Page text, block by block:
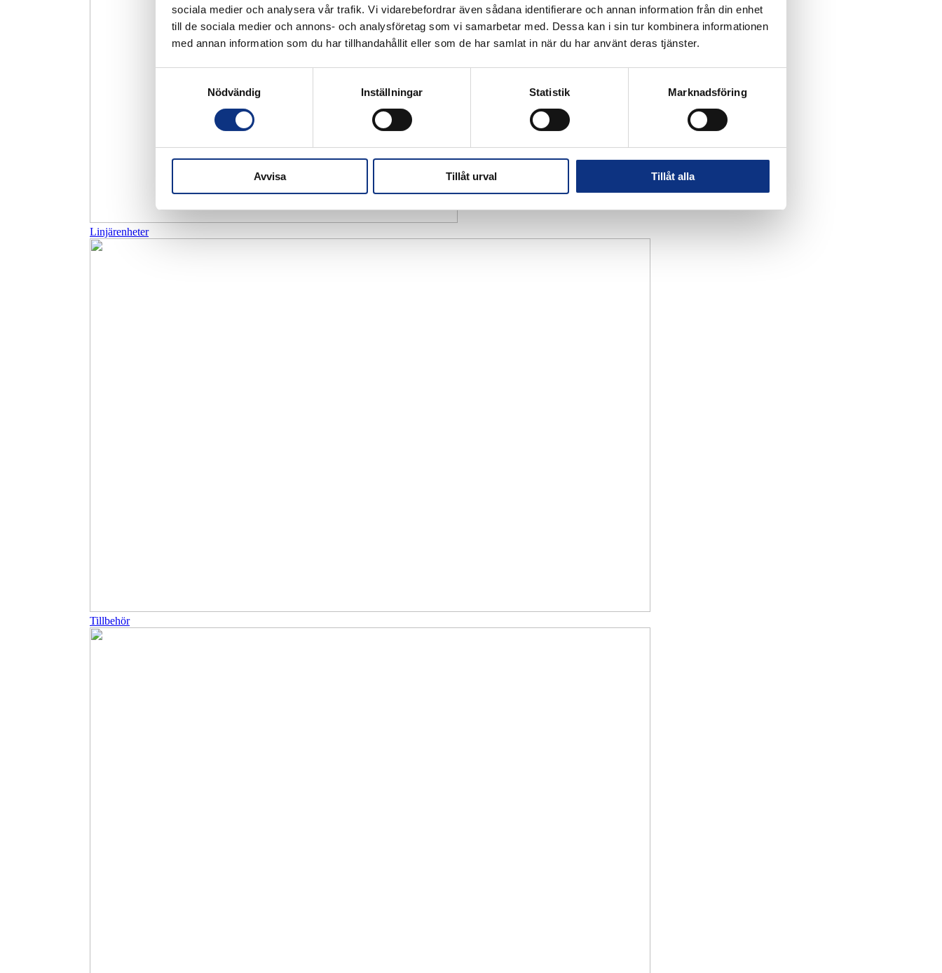
sociala medier och analysera vår trafik. Vi vidarebefordrar även sådana identifierare och annan information från din enhet
till de sociala medier och annons- och analysföretag som vi samarbetar med. Dessa kan i sin tur kombinera informationen
med annan information som du har tillhandahållit eller som de har samlat in när du har använt deras tjänster.
Nödvändig
Inställningar Statistik Marknadsföring
Avvisa Tillåt urval Tillåt alla
Linjärenheter
Tillbehör